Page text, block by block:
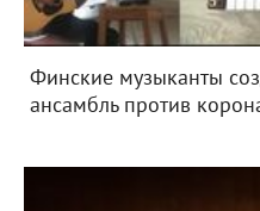
Финские музыканты
ансамбль против